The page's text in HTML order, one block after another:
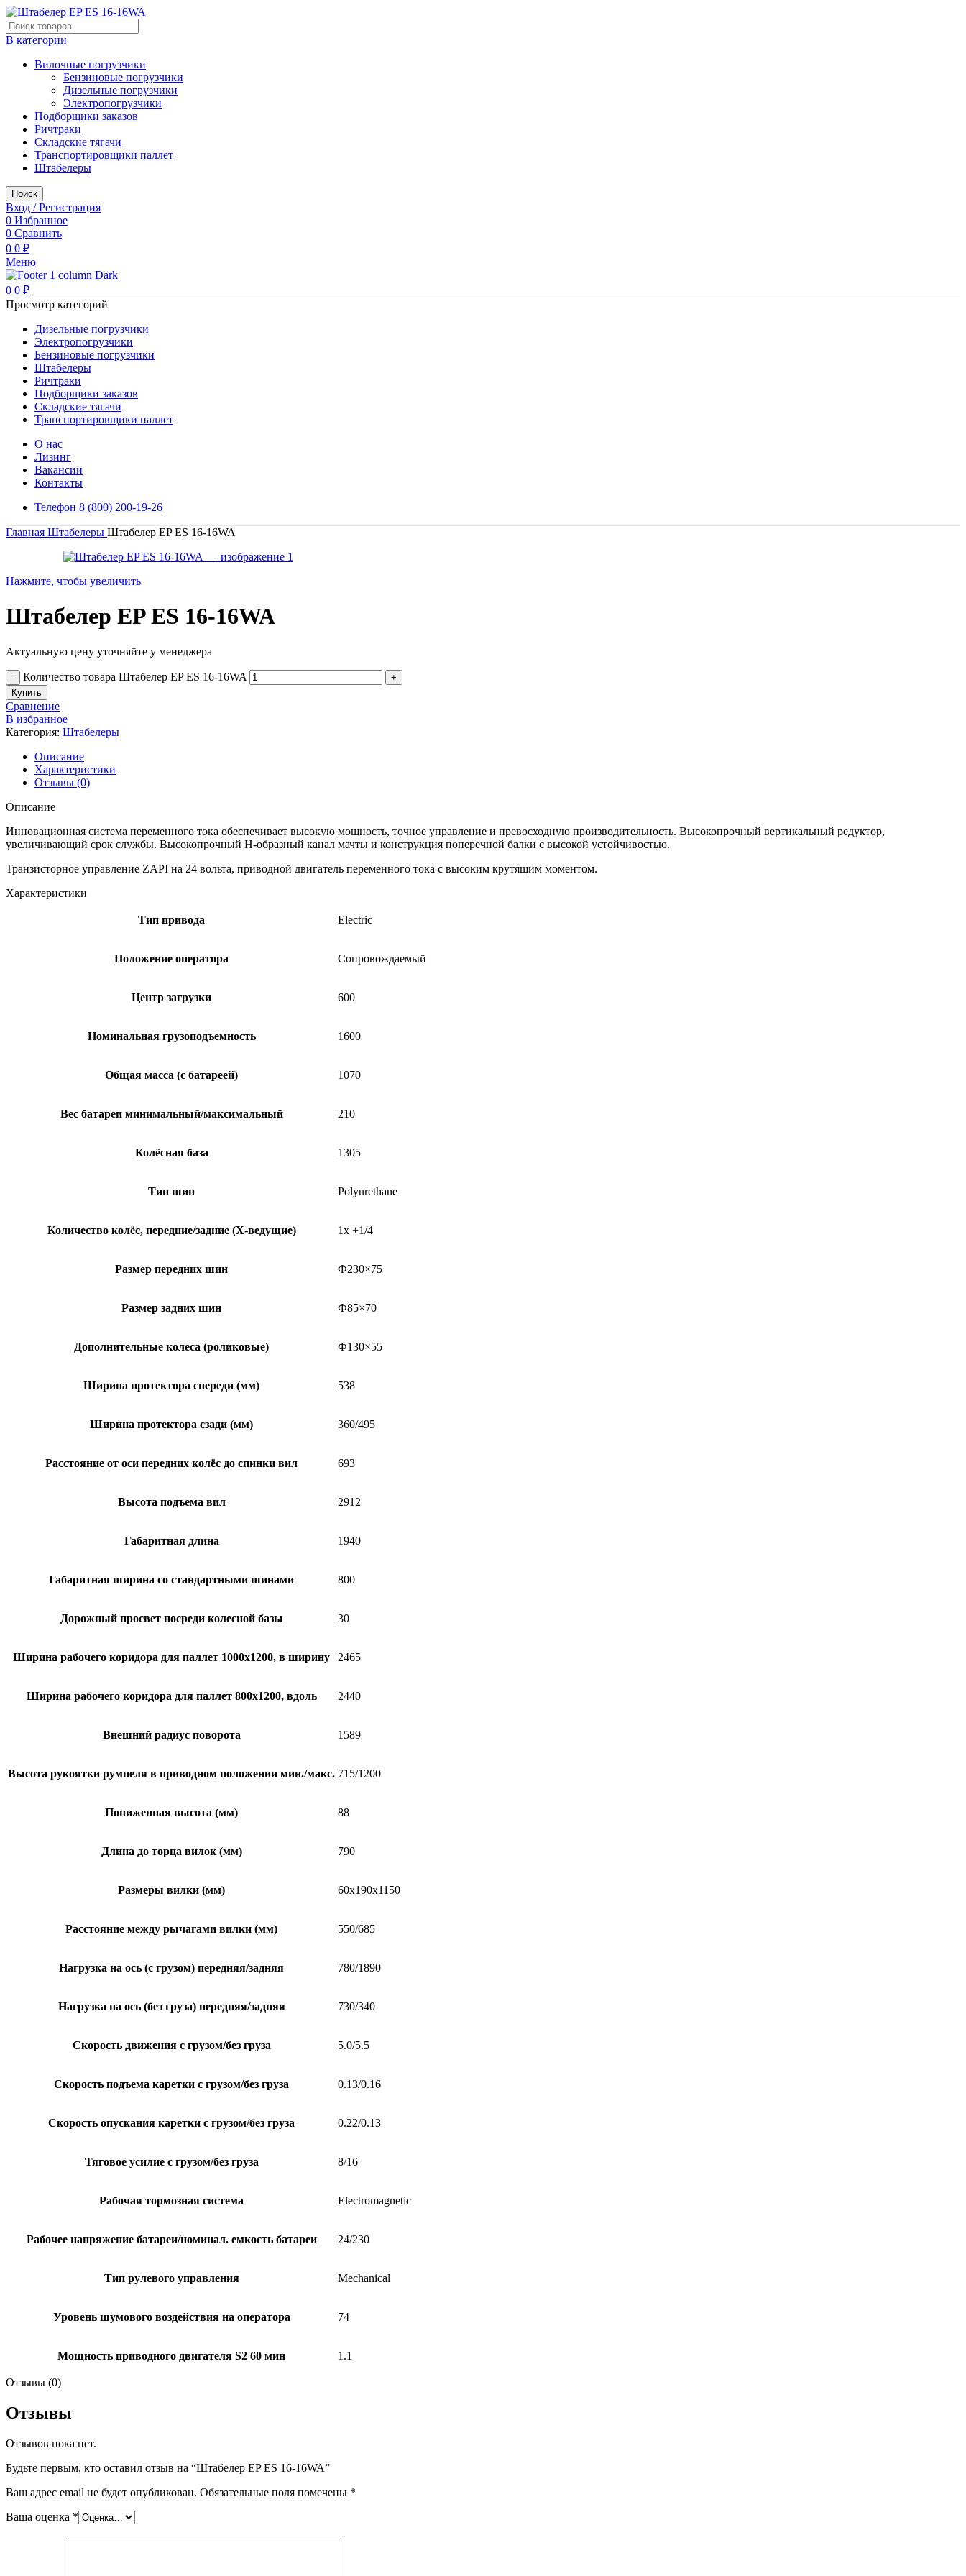
В категории
Вилочные погрузчики
Бензиновые погрузчики
Дизельные погрузчики
Электропогрузчики
Подборщики заказов
Ричтраки
Складские тягачи
Транспортировщики паллет
Штабелеры
Поиск
Вход / Регистрация
0 Избранное
0 Сравнить
0 0 ₽
Меню
0 0 ₽
Просмотр категорий
Дизельные погрузчики
Электропогрузчики
Бензиновые погрузчики
Штабелеры
Ричтраки
Подборщики заказов
Складские тягачи
Транспортировщики паллет
О нас
Лизинг
Вакансии
Контакты
Телефон 8 (800) 200-19-26
Главная Штабелеры Штабелер EP ES 16-16WA
Нажмите, чтобы увеличить
Штабелер EP ES 16-16WA
Актуальную цену уточняйте у менеджера
Количество товара Штабелер EP ES 16-16WA
Купить
Сравнение
В избранное
Категория: Штабелеры
Описание
Характеристики
Отзывы (0)
Описание
Инновационная система переменного тока обеспечивает высокую мощность, точное управление и превосходную производительность. Высокопрочный вертикальный редуктор,
увеличивающий срок службы. Высокопрочный Н-образный канал мачты и конструкция поперечной балки с высокой устойчивостью.
Транзисторное управление ZAPI на 24 вольта, приводной двигатель переменного тока с высоким крутящим моментом.
Характеристики
Тип привода Electric
Положение оператора Сопровождаемый
Центр загрузки 600
Номинальная грузоподъемность 1600
Общая масса (с батареей) 1070
Вес батареи минимальный/максимальный 210
Колёсная база 1305
Тип шин Polyurethane
Количество колёс, передние/задние (Х-ведущие) 1x +1/4
Размер передних шин Ф230×75
Размер задних шин Ф85×70
Дополнительные колеса (роликовые) Ф130×55
Ширина протектора спереди (мм) 538
Ширина протектора сзади (мм) 360/495
Расстояние от оси передних колёс до спинки вил 693
Высота подъема вил 2912
Габаритная длина 1940
Габаритная ширина со стандартными шинами 800
Дорожный просвет посреди колесной базы 30
Ширина рабочего коридора для паллет 1000х1200, в ширину 2465
Ширина рабочего коридора для паллет 800х1200, вдоль 2440
Внешний радиус поворота 1589
Высота рукоятки румпеля в приводном положении мин./макс. 715/1200
Пониженная высота (мм) 88
Длина до торца вилок (мм) 790
Размеры вилки (мм) 60x190x1150
Расстояние между рычагами вилки (мм) 550/685
Нагрузка на ось (с грузом) передняя/задняя 780/1890
Нагрузка на ось (без груза) передняя/задняя 730/340
Скорость движения с грузом/без груза 5.0/5.5
Скорость подъема каретки с грузом/без груза 0.13/0.16
Скорость опускания каретки с грузом/без груза 0.22/0.13
Тяговое усилие с грузом/без груза 8/16
Рабочая тормозная система Electromagnetic
Рабочее напряжение батареи/номинал. емкость батареи 24/230
Тип рулевого управления Mechanical
Уровень шумового воздействия на оператора 74
Мощность приводного двигателя S2 60 мин 1.1
Отзывы (0)
Отзывы
Отзывов пока нет.
Будьте первым, кто оставил отзыв на “Штабелер EP ES 16-16WA”
Ваш адрес email не будет опубликован. Обязательные поля помечены *
Ваша оценка *